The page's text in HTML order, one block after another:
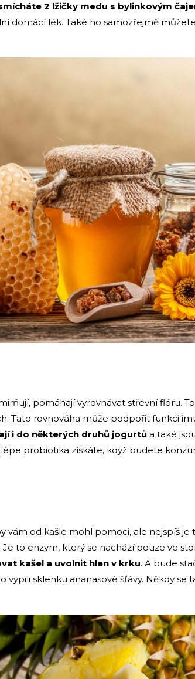
2 lžičky medu s bylinkovým
domácí lék. Také ho samozřejmě
pomáhají vyrovnávat střevní flóru.
Tato rovnováha může podpořit funkci
i do některých druhů jogurtů a také
probiotika získáte, když budete
vám od kašle mohl pomoci, ale nejspíš je
to enzym, který se nachází pouze ve
kašel a uvolnit hlen v krku. A bude
vypili sklenku ananasové šťávy. Někdy se